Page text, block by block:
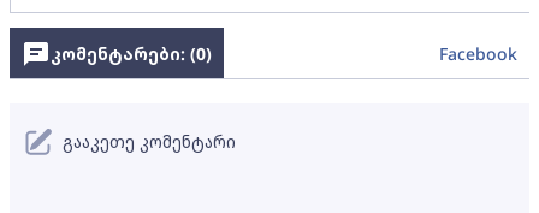
კომენტარები: (0) Facebook
გააკეთე კომენტარი